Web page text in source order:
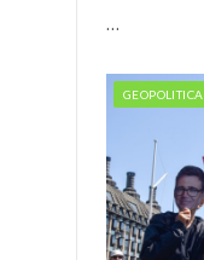
…
GEOPOLITICA